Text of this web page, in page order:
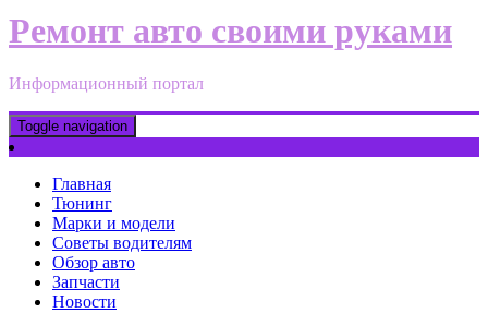
Ремонт авто своими руками
Информационный портал
Toggle navigation
Главная
Тюнинг
Марки и модели
Советы водителям
Обзор авто
Запчасти
Новости